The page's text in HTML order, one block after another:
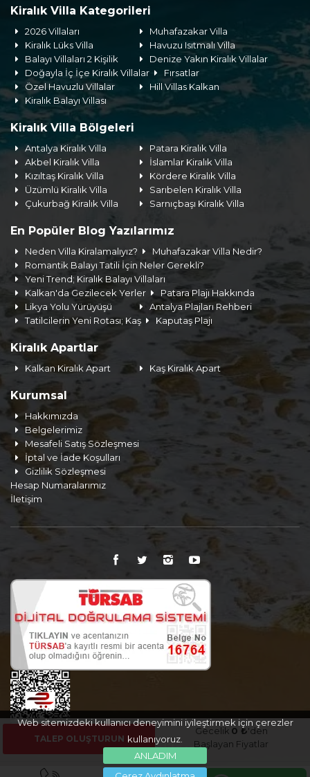
Kiralık Villa Kategorileri
2026 Villaları
Muhafazakar Villa
Kiralık Lüks Villa
Havuzu Isıtmalı Villa
Balayı Villaları 2 Kişilik
Denize Yakın Kiralık Villalar
Doğayla İç İçe Kiralık Villalar
Fırsatlar
Özel Havuzlu Villalar
Hill Villas Kalkan
Kiralık Balayı Villası
Kiralık Villa Bölgeleri
Antalya Kiralık Villa
Patara Kiralık Villa
Akbel Kiralık Villa
İslamlar Kiralık Villa
Kızıltaş Kiralık Villa
Kördere Kiralık Villa
Üzümlü Kiralık Villa
Sarıbelen Kiralık Villa
Çukurbağ Kiralık Villa
Sarnıçbaşı Kiralık Villa
En Popüler Blog Yazılarımız
Neden Villa Kiralamalıyız?
Muhafazakar Villa Nedir?
Romantik Balayı Tatili İçin Neler Gerekli?
Yeni Trend; Kiralık Balayı Villaları
Kalkan'da Gezilecek Yerler
Patara Plajı Hakkında
Likya Yolu Yürüyüşü
Antalya Plajları Rehberi
Tatilcilerin Yeni Rotası; Kaş
Kaputaş Plajı
Kiralık Apartlar
Kalkan Kiralık Apart Kaş Kiralık Apart
Kurumsal
Hakkımızda
Belgelerimiz
Mesafeli Satış Sözleşmesi
İptal ve İade Koşulları
Gizlilik Sözleşmesi
Hesap Numaralarımız
İletişim
Web sitemizdeki kullanıcı deneyimini iyileştirmek için çerezler
kullanıyoruz.
ANLADIM
TALEP OLUŞTURUN
Gecelik 0 ₺'den
Başlayan Fiyatlar